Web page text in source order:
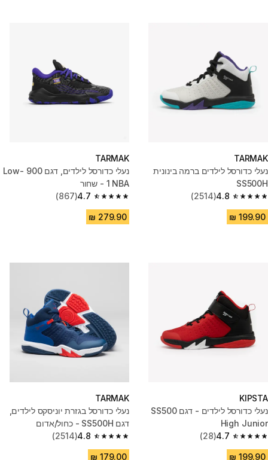
TARMAK
נעלי כדורסל לילדים ברמה בינונית
SS500H
4.8
4.8 out of 5 stars from 2514 reviews
(2514)
TARMAK
נעלי כדורסל לילדים, דגם 900 Low-
1 NBA - שחור
4.7
4.7 out of 5 stars from 867 reviews
(867)
KIPSTA
נעלי כדורסל לילדים - דגם SS500
High Junior
4.7
4.7 out of 5 stars from 28 reviews
(28)
TARMAK
נעלי כדורסל בגזרת יוניסקס לילדים,
דגם SS500H - כחול/אדום
4.8
4.8 out of 5 stars from 2514 reviews
(2514)